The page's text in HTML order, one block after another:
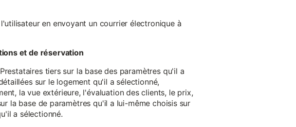
en envoyant un courrier électronique à
et de réservation
tiers sur la base des paramètres qu'il a
sur le logement qu'il a sélectionné,
la vue extérieure, l'évaluation des clients, le prix,
la base de paramètres qu'il a lui-même choisis sur
a sélectionné.